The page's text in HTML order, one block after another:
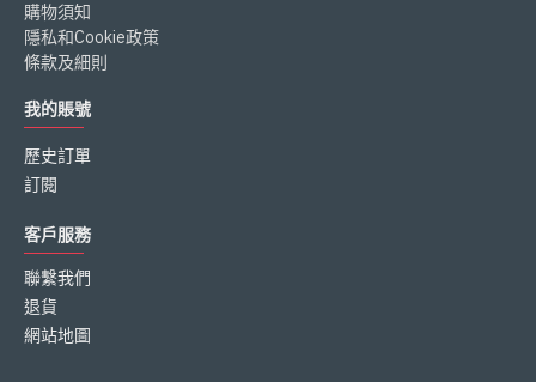
購物須知
隱私和Cookie政策
條款及細則
我的賬號
歷史訂單
訂閱
客戶服務
聯繫我們
退貨
網站地圖